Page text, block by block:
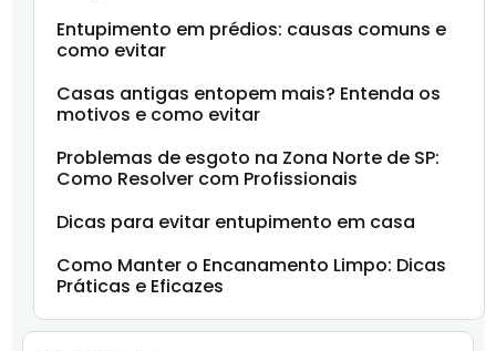
Entupimento em prédios: causas comuns e
como evitar
Casas antigas entopem mais? Entenda os
motivos e como evitar
Problemas de esgoto na Zona Norte de SP:
Como Resolver com Profissionais
Dicas para evitar entupimento em casa
Como Manter o Encanamento Limpo: Dicas
Práticas e Eficazes